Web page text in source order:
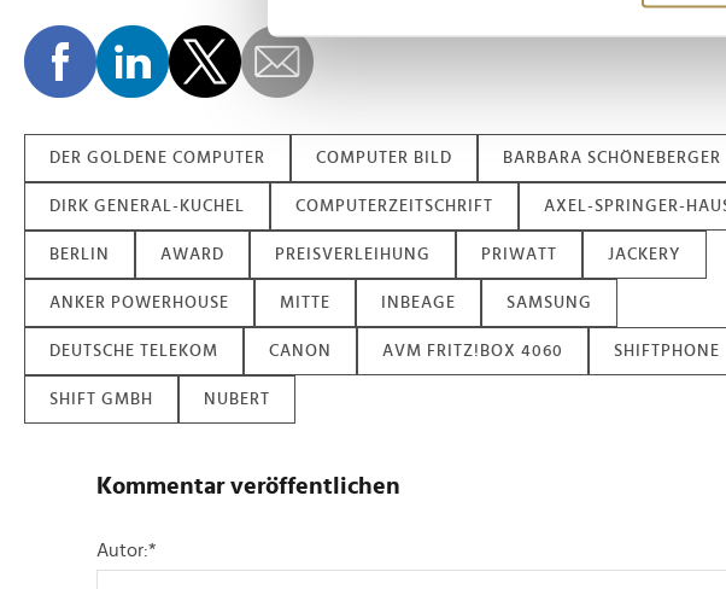
Wir verwenden Cookies, um Inhalte und Anzeigen
Website an unsere Partner für soziale Medien,
möglicherweise mit weiteren Daten zusammen,
DER GOLDENE COMPUTER COMPUTER BILD BARBARA SCHÖNEBERGER
DIRK GENERAL-KUCHEL COMPUTERZEITSCHRIFT AXEL-SPRINGER-
BERLIN AWARD PREISVERLEIHUNG PRIWATT JACKERY
ANKER POWERHOUSE MITTE INBEAGE SAMSUNG
DEUTSCHE TELEKOM CANON AVM FRITZ!BOX 4060 SHIFTPHONE
SHIFT GMBH NUBERT
Kommentar veröffentlichen
Autor:*